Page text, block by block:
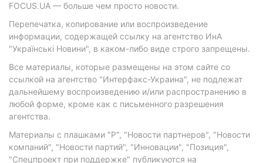
FOCUS.UA — больше чем просто новости.
Перепечатка, копирование или воспроизведение
информации, содержащей ссылку на агентство ИнА
"Українські Новини", в каком-либо виде строго запрещены.
Все материалы, которые размещены на этом сайте со
ссылкой на агентство "Интерфакс-Украина", не подлежат
дальнейшему воспроизведению и/или распространению в
любой форме, кроме как с письменного разрешения
агентства.
Материалы с плашками "Р", "Новости партнеров", "Новости
компаний", "Новости партий", "Инновации", "Позиция",
"Спецпроект при поддержке" публикуются на